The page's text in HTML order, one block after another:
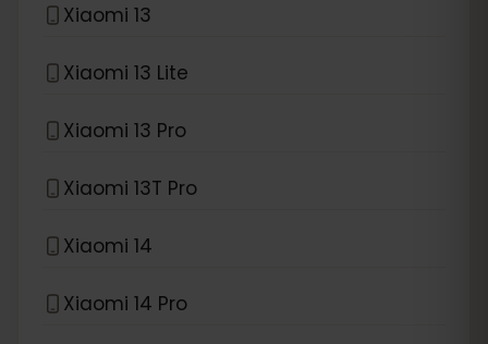
Xiaomi 13
Xiaomi 13 Lite
Xiaomi 13 Pro
Xiaomi 13T Pro
Xiaomi 14
Xiaomi 14 Pro